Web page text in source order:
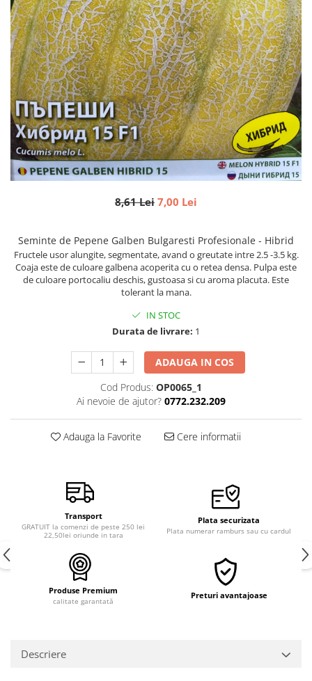
Semințe de Gogoșari
Semințe de Gulii
Semințe de Mazăre
Semințe de Morcovi
Semințe de Pepeni
Semințe de Porumb
Semințe de Praz
Semințe de Păstârnac
Semințe de Sfeclă
Semințe de Spanac
Semințe de Varză
8,61 Lei 7,00 Lei
Seminte de Pepene Galben Bulgaresti Profesionale - Hibrid
Fructele usor alungite, segmentate, avand o greutate intre 2.5 -3.5 kg.
Coaja este de culoare galbena acoperita cu o retea densa. Pulpa este
de culoare portocaliu deschis, gustoasa si cu aroma placuta. Este
tolerant la mana.
IN STOC
Durata de livrare: 1
ADAUGA IN COS
Cod Produs: OP0065_1
Ai nevoie de ajutor? 0772.232.209
Adauga la Favorite Cere informatii
Transport
GRATUIT la comenzi de peste 250 lei
22,50lei oriunde in tara
Plata securizata
Plata numerar ramburs sau cu cardul
Produse Premium
calitate garantată
Preturi avantajoase
Descriere